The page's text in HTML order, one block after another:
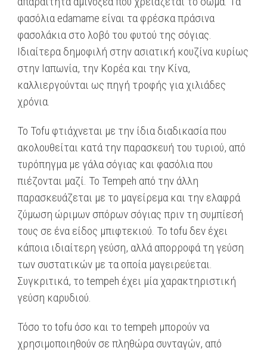
φασόλια edamame είναι τα φρέσκα πράσινα
φασολάκια στο λοβό του φυτού της σόγιας.
Ιδιαίτερα δημοφιλή στην ασιατική κουζίνα κυρίως
στην Ιαπωνία, την Κορέα και την Κίνα,
καλλιεργούνται ως πηγή τροφής για χιλιάδες
χρόνια.
Το Tofu φτιάχνεται με την ίδια διαδικασία που
ακολουθείται κατά την παρασκευή του τυριού, από
τυρόπηγμα με γάλα σόγιας και φασόλια που
πιέζονται μαζί. Το Tempeh από την άλλη
παρασκευάζεται με το μαγείρεμα και την ελαφρά
ζύμωση ώριμων σπόρων σόγιας πριν τη συμπίεσή
τους σε ένα είδος μπιφτεκιού. Το tofu δεν έχει
κάποια ιδιαίτερη γεύση, αλλά απορροφά τη γεύση
των συστατικών με τα οποία μαγειρεύεται.
Συγκριτικά, το tempeh έχει μία χαρακτηριστική
γεύση καρυδιού.
Τόσο το tofu όσο και το tempeh μπορούν να
χρησιμοποιηθούν σε πληθώρα συνταγών, από